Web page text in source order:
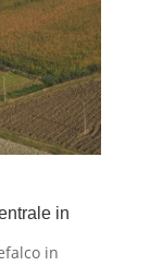
in
in